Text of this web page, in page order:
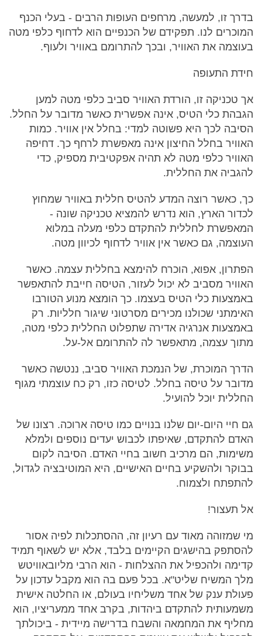
בדרך זו, למעשה, מרחפים העופות הרבים - בעלי הכנף
המוכרים לנו. תפקידם של הכנפיים הוא לדחוף כלפי מטה
בעוצמה את האוויר, ובכך להתרומם באוויר ולעוף.
חידת התעופה
אך טכניקה זו, הורדת האוויר סביב כלפי מטה למען
הגבהת כלי הטיס, אינה אפשרית כאשר מדובר על החלל.
הסיבה לכך היא פשוטה למדי: בחלל אין אוויר. כמות
האוויר בחלל החיצון אינה מאפשרת לרחף כך. דחיפה
האוויר כלפי מטה לא תהיה אפקטיבית מספיק, כדי
להגביה את החללית.
כך, כאשר רוצה המדע להטיס חללית באוויר שמחוץ
לכדור הארץ, הוא נדרש להמציא טכניקה שונה -
המאפשרת לחללית להתקדם כלפי מעלה במלוא
העוצמה, גם כאשר אין אוויר לדחוף לכיוון מטה.
הפתרון, אפוא, הוכרח להימצא בחללית עצמה. כאשר
האוויר מסביב לא יכול לעזור, הטיסה חייבת להתאפשר
באמצעות כלי הטיס בעצמו. כך הומצא מנוע הטורבו
האימתני שכולנו מכירים מסרטוני שיגור חלליות. רק
באמצעות אנרגיה אדירה שתפלוט החללית כלפי מטה,
מתוך עצמה, מתאפשר לה להתרומם אל-על.
הדרך המוכרת, של הנמכת האוויר סביב, ננטשה כאשר
מדובר על טיסה בחלל. לטיסה כזו, רק כח עוצמתי מגוף
החללית יוכל להועיל.
גם חיי היום-יום שלנו בנויים כמו טיסה ארוכה. רצונו של
האדם להתקדם, שאיפתו לכבוש יעדים נוספים ולמלא
משימות, הם מרכיב חשוב בחיי האדם. הסיבה לקום
בבוקר ולהשקיע בחיים האישיים, היא המוטיבציה לגדול,
להתפתח ולצמוח.
אל תעצור!
מי שמזוהה מאוד עם רעיון זה, ההסתכלות לפיה אסור
להסתפק בהישגים הקיימים בלבד, אלא יש לשאוף תמיד
קדימה ולהכפיל את ההצלחות - הוא הרבי מליובאוויטש
מלך המשיח שליט"א. בכל פעם בה הוא מקבל עדכון על
פעולת ענק של אחד משליחיו בעולם, או החלטה אישית
משמעותית להתקדם ביהדות, בקרב אחד ממעריציו, הוא
מחליף את המחמאה והשבח בדרישה מיידית - ביכולתך